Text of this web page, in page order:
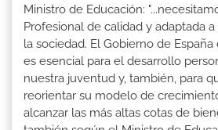
Ministro de Educación:
Profesional de calidad y adaptada
la sociedad. El Gobierno de
es esencial para el desarrollo
nuestra juventud y, también, para
reorientar su modelo de
alcanzar las más altas cotas de